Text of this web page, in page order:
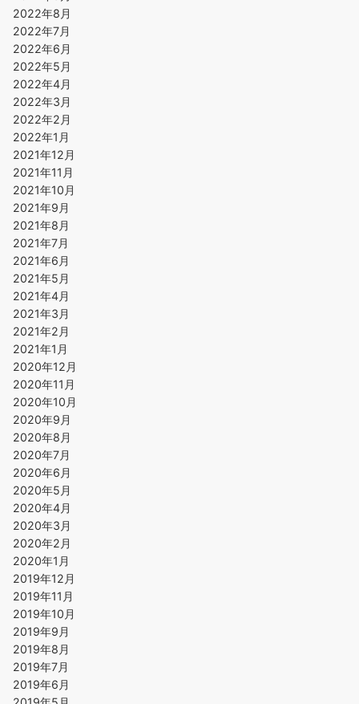
2022年8月
2022年7月
2022年6月
2022年5月
2022年4月
2022年3月
2022年2月
2022年1月
2021年12月
2021年11月
2021年10月
2021年9月
2021年8月
2021年7月
2021年6月
2021年5月
2021年4月
2021年3月
2021年2月
2021年1月
2020年12月
2020年11月
2020年10月
2020年9月
2020年8月
2020年7月
2020年6月
2020年5月
2020年4月
2020年3月
2020年2月
2020年1月
2019年12月
2019年11月
2019年10月
2019年9月
2019年8月
2019年7月
2019年6月